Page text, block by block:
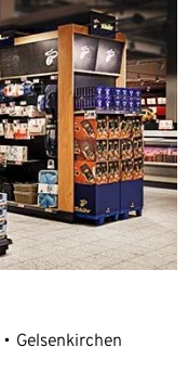
Gelsenkirchen